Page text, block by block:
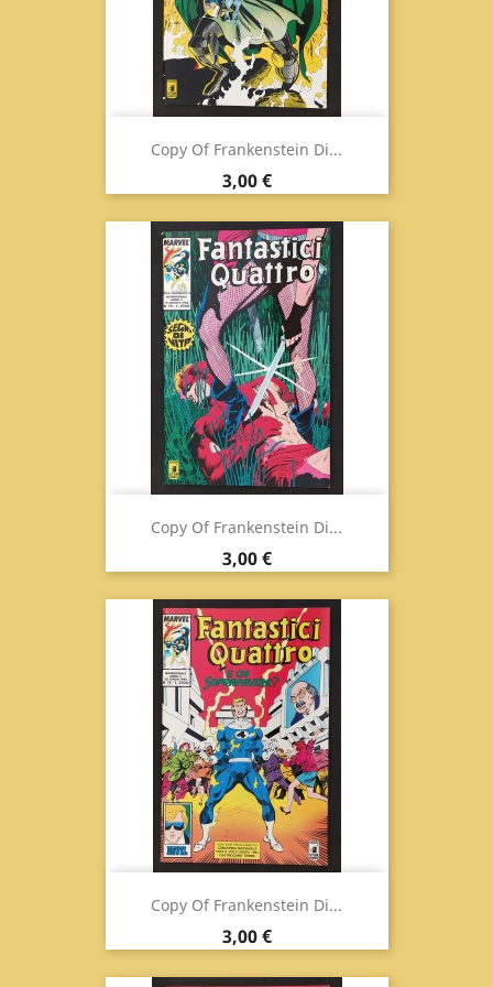
Copy Of Frankenstein Di...
Prix
3,00 €
Copy Of Frankenstein Di...
Prix
3,00 €
Copy Of Frankenstein Di...
Prix
3,00 €